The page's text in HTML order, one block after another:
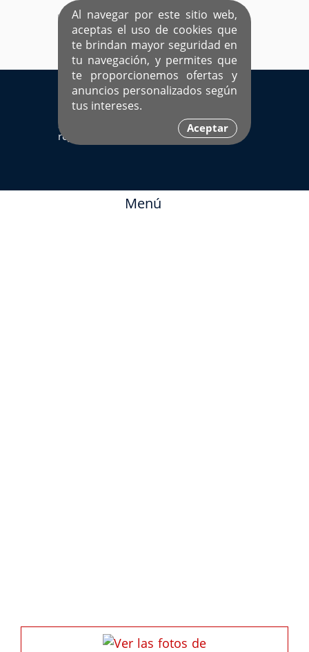
Al navegar por este sitio web,
aceptas el uso de cookies que
te brindan mayor seguridad en
tu navegación, y permites que
te proporcionemos ofertas y
anuncios personalizados según
tus intereses.
Aceptar
EL ÚNICO SITIO DEDICADO A SOLTEROS
HISPANOS COMO TÚ
Ingresa aquí
Sí ya estás
registrado
Menú